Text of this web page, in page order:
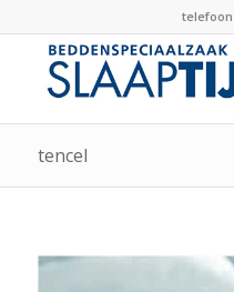
telefoon
tencel